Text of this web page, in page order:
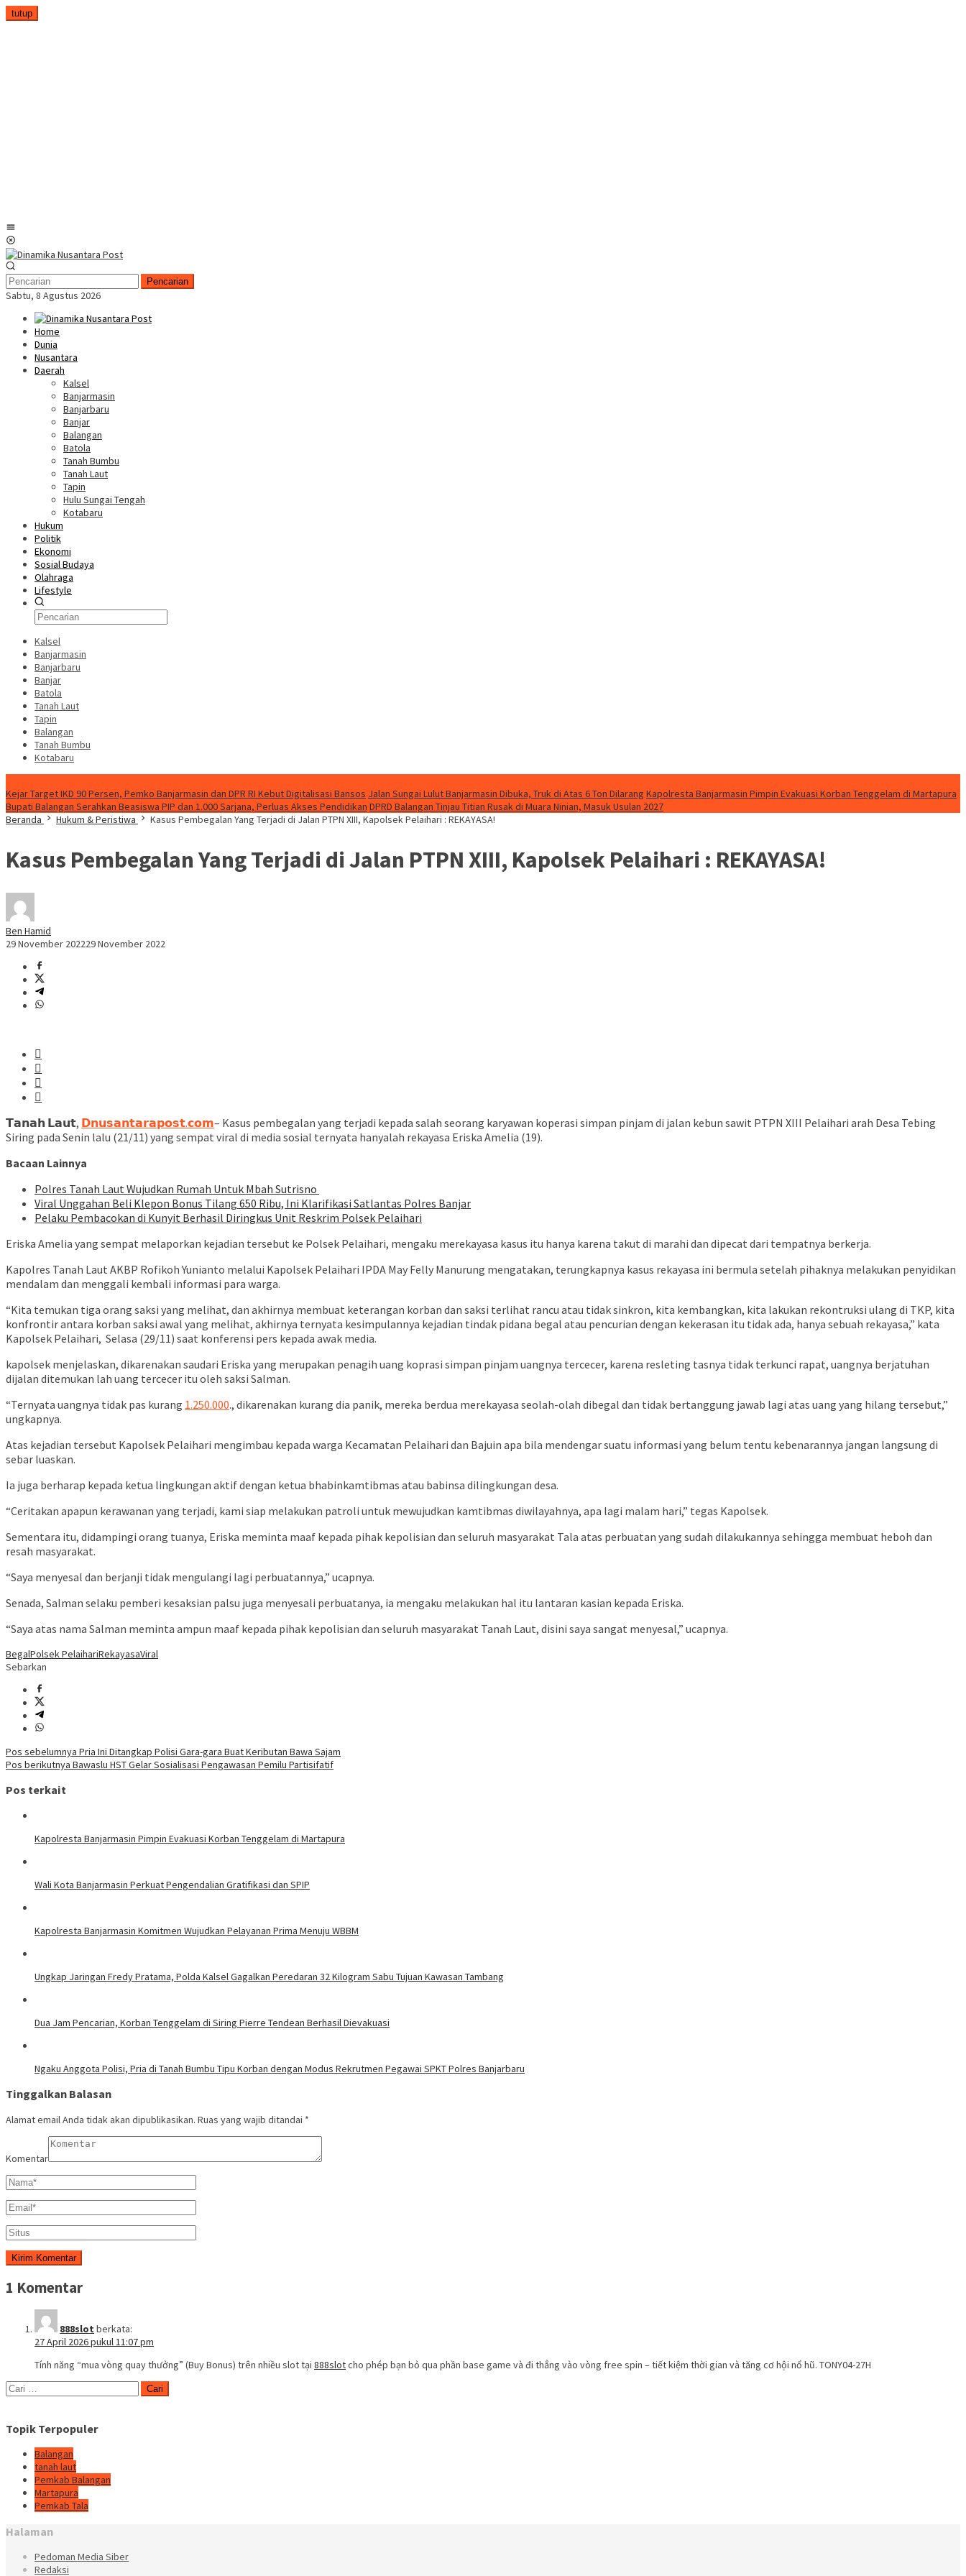
Loncat
ke
tutup
Pencarian
Sabtu, 8 Agustus 2026
Home
Dunia
Nusantara
Daerah
Kalsel
Banjarmasin
Banjarbaru
Banjar
Balangan
Batola
Tanah Bumbu
Tanah Laut
Tapin
Hulu Sungai Tengah
Kotabaru
Hukum
Politik
Ekonomi
Sosial Budaya
Olahraga
Lifestyle
Kalsel
Banjarmasin
Banjarbaru
Banjar
Batola
Tanah Laut
Tapin
Balangan
Tanah Bumbu
Kotabaru
Kejar Target IKD 90 Persen, Pemko Banjarmasin dan DPR RI Kebut Digitalisasi Bansos Jalan Sungai Lulut Banjarmasin Dibuka, Truk di Atas 6 Ton Dilarang Kapolresta Banjarmasin Pimpin Evakuasi Korban Tenggelam di Martapura
Bupati Balangan Serahkan Beasiswa PIP dan 1.000 Sarjana, Perluas Akses Pendidikan DPRD Balangan Tinjau Titian Rusak di Muara Ninian, Masuk Usulan 2027
Beranda
Hukum & Peristiwa Kasus Pembegalan Yang Terjadi di Jalan PTPN XIII, Kapolsek Pelaihari : REKAYASA!
Kasus Pembegalan Yang Terjadi di Jalan PTPN XIII, Kapolsek Pelaihari : REKAYASA!
Ben Hamid
29 November 202229 November 2022
𝗧𝗮𝗻𝗮𝗵 𝗟𝗮𝘂𝘁, 𝗗𝗻𝘂𝘀𝗮𝗻𝘁𝗮𝗿𝗮𝗽𝗼𝘀𝘁.𝗰𝗼𝗺– Kasus pembegalan yang terjadi kepada salah seorang karyawan koperasi simpan pinjam di jalan kebun sawit PTPN XIII Pelaihari arah Desa Tebing
Siring pada Senin lalu (21/11) yang sempat viral di media sosial ternyata hanyalah rekayasa Eriska Amelia (19).
Bacaan Lainnya
Polres Tanah Laut Wujudkan Rumah Untuk Mbah Sutrisno
Viral Unggahan Beli Klepon Bonus Tilang 650 Ribu, Ini Klarifikasi Satlantas Polres Banjar
Pelaku Pembacokan di Kunyit Berhasil Diringkus Unit Reskrim Polsek Pelaihari
Eriska Amelia yang sempat melaporkan kejadian tersebut ke Polsek Pelaihari, mengaku merekayasa kasus itu hanya karena takut di marahi dan dipecat dari tempatnya berkerja.
Kapolres Tanah Laut AKBP Rofikoh Yunianto melalui Kapolsek Pelaihari IPDA May Felly Manurung mengatakan, terungkapnya kasus rekayasa ini bermula setelah pihaknya melakukan penyidikan
mendalam dan menggali kembali informasi para warga.
“Kita temukan tiga orang saksi yang melihat, dan akhirnya membuat keterangan korban dan saksi terlihat rancu atau tidak sinkron, kita kembangkan, kita lakukan rekontruksi ulang di TKP, kita
konfrontir antara korban saksi awal yang melihat, akhirnya ternyata kesimpulannya kejadian tindak pidana begal atau pencurian dengan kekerasan itu tidak ada, hanya sebuah rekayasa,” kata
Kapolsek Pelaihari, Selasa (29/11) saat konferensi pers kepada awak media.
kapolsek menjelaskan, dikarenakan saudari Eriska yang merupakan penagih uang koprasi simpan pinjam uangnya tercecer, karena resleting tasnya tidak terkunci rapat, uangnya berjatuhan
dijalan ditemukan lah uang tercecer itu oleh saksi Salman.
“Ternyata uangnya tidak pas kurang 1.250.000., dikarenakan kurang dia panik, mereka berdua merekayasa seolah-olah dibegal dan tidak bertanggung jawab lagi atas uang yang hilang tersebut,”
ungkapnya.
Atas kejadian tersebut Kapolsek Pelaihari mengimbau kepada warga Kecamatan Pelaihari dan Bajuin apa bila mendengar suatu informasi yang belum tentu kebenarannya jangan langsung di
sebar luaskan.
Ia juga berharap kepada ketua lingkungan aktif dengan ketua bhabinkamtibmas atau babinsa dilingkungan desa.
“Ceritakan apapun kerawanan yang terjadi, kami siap melakukan patroli untuk mewujudkan kamtibmas diwilayahnya, apa lagi malam hari,” tegas Kapolsek.
Sementara itu, didampingi orang tuanya, Eriska meminta maaf kepada pihak kepolisian dan seluruh masyarakat Tala atas perbuatan yang sudah dilakukannya sehingga membuat heboh dan
resah masyarakat.
“Saya menyesal dan berjanji tidak mengulangi lagi perbuatannya,” ucapnya.
Senada, Salman selaku pemberi kesaksian palsu juga menyesali perbuatanya, ia mengaku melakukan hal itu lantaran kasian kepada Eriska.
“Saya atas nama Salman meminta ampun maaf kepada pihak kepolisian dan seluruh masyarakat Tanah Laut, disini saya sangat menyesal,” ucapnya.
BegalPolsek PelaihariRekayasaViral
Sebarkan
Navigasi
pos
Pos sebelumnya Pria Ini Ditangkap Polisi Gara-gara Buat Keributan Bawa Sajam
Pos berikutnya Bawaslu HST Gelar Sosialisasi Pengawasan Pemilu Partisifatif
Pos terkait
Kapolresta Banjarmasin Pimpin Evakuasi Korban Tenggelam di Martapura
Wali Kota Banjarmasin Perkuat Pengendalian Gratifikasi dan SPIP
Kapolresta Banjarmasin Komitmen Wujudkan Pelayanan Prima Menuju WBBM
Ungkap Jaringan Fredy Pratama, Polda Kalsel Gagalkan Peredaran 32 Kilogram Sabu Tujuan Kawasan Tambang
Dua Jam Pencarian, Korban Tenggelam di Siring Pierre Tendean Berhasil Dievakuasi
Ngaku Anggota Polisi, Pria di Tanah Bumbu Tipu Korban dengan Modus Rekrutmen Pegawai SPKT Polres Banjarbaru
Tinggalkan Balasan
Alamat email Anda tidak akan dipublikasikan. Ruas yang wajib ditandai *
Komentar
1 Komentar
888slot berkata:
27 April 2026 pukul 11:07 pm
Tính năng “mua vòng quay thưởng” (Buy Bonus) trên nhiều slot tại 888slotcho phép bạn bỏ qua phần base game và đi thẳng vào vòng free spin – tiết kiệm thời gian và tăng cơ hội nổ hũ. TONY04-27H
Cari
untuk:
Topik Terpopuler
Balangan
tanah laut
Pemkab Balangan
Martapura
Pemkab Tala
Halaman
Pedoman Media Siber
Redaksi